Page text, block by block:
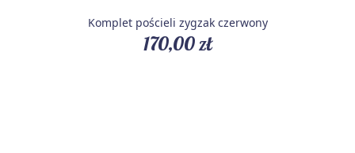
Komplet pościeli zygzak czerwony
170,00 zł